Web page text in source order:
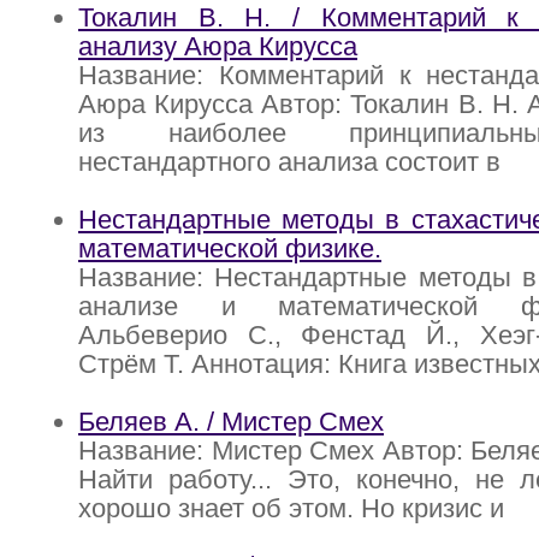
Токалин В. Н. / Комментарий к
анализу Аюра Кирусса
Название: Комментарий к
Аюра Кирусса Автор: Токалин В. Н.
из наиболее
нестандартного анализа состоит в
Нестандартные методы в
математической физике.
Название: Нестандартные методы в
анализе и математической
Альбеверио С., Фенстад Й.,
Стрём Т. Аннотация: Книга
Беляев А. / Мистер Смех
Название: Мистер Смех Автор:
Найти работу... Это, конечно, не
хорошо знает об этом. Но кризис и